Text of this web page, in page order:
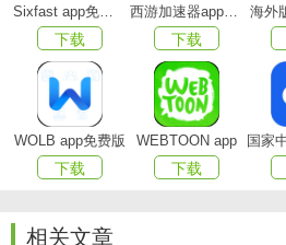
软件特点：
1.挣钱容易，师傅通过分享拉
易均可获得高额收入，轻松月入过
2.具有实力的线下运营团队，
定。
Sixfast app免费版
下载
西游加速器app官方版
下载
海外
WOLB app免费版
下载
WEBTOON app
下载
相关文章